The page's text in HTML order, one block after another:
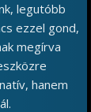
legutóbb
ezzel gond,
megírva
hanem